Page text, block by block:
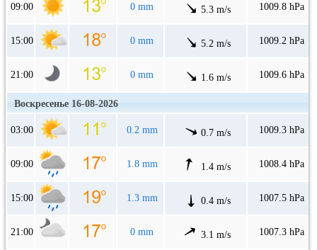
09:00 0 mm 5.3 m/s 1009.8 hPa
15:00 0 mm 5.2 m/s 1009.2 hPa
21:00 0 mm 1.6 m/s 1009.6 hPa
Воскресенье 16-08-2026
03:00 0.2 mm 0.7 m/s 1009.3 hPa
09:00 1.8 mm 1.4 m/s 1008.4 hPa
15:00 1.3 mm 0.4 m/s 1007.5 hPa
21:00 0 mm 3.1 m/s 1007.3 hPa